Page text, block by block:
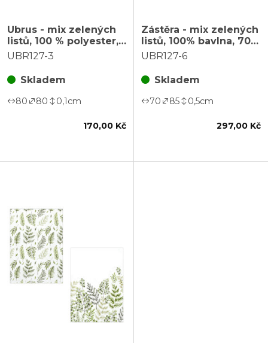
Ubrus - mix zelených
listů, 100 % polyester,
80 x 80 cm
UBR127-3
Skladem
80 80 0,1cm
170,00 Kč
Zástěra - mix zelených
listů, 100% bavlna, 70 x
85 cm
UBR127-6
Skladem
70 85 0,5cm
297,00 Kč